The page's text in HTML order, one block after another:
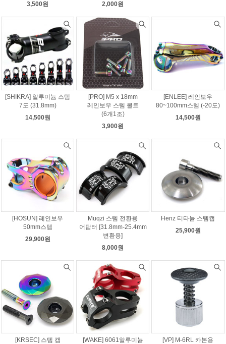
3,500원
2,000원
[SHIKRA] 알루미늄 스템
7도 (31.8mm)
14,500원
[PRO] M5 x 18mm
레인보우 스템 볼트
(6개1조)
3,900원
[ENLEE] 레인보우
80~100mm스템 (-20도)
14,500원
[HOSUN] 레인보우
50mm스템
29,900원
Muqzi 스템 전환용
어답터 [31.8mm-25.4mm
변환용]
8,000원
Henz 티타늄 스템캡
25,900원
[KRSEC] 스템 캡
[WAKE] 6061알루미늄
[VP] M-6RL 카본용